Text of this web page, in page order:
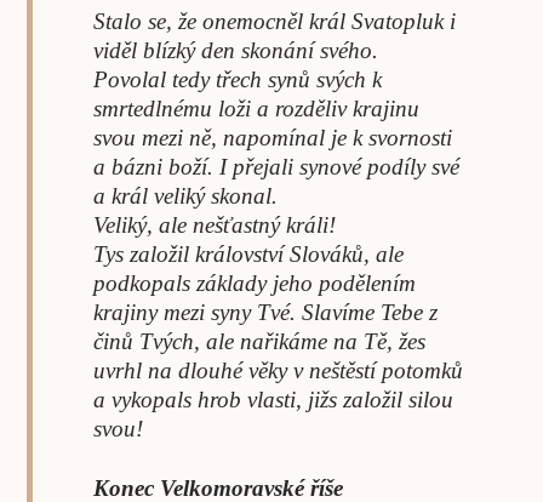
Stalo se, že onemocněl král Svatopluk i
viděl blízký den skonání svého.
Povolal tedy třech synů svých k
smrtedlnému loži a rozděliv krajinu
svou mezi ně, napomínal je k svornosti
a bázni boží. I přejali synové podíly své
a král veliký skonal.
Veliký, ale nešťastný králi!
Tys založil království Slováků, ale
podkopals základy jeho podělením
krajiny mezi syny Tvé. Slavíme Tebe z
činů Tvých, ale nařikáme na Tě, žes
uvrhl na dlouhé věky v neštěstí potomků
a vykopals hrob vlasti, jižs založil silou
svou!
Konec Velkomoravské říše